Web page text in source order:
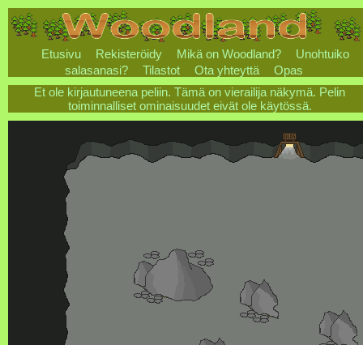
Etusivu Rekisteröidy Mikä on Woodland?
Unohtuiko
salasanasi?
Tilastot Ota yhteyttä
Opas
Et ole kirjautuneena peliin. Tämä on vierailija näkymä. Pelin
toiminnalliset ominaisuudet eivät ole käytössä.